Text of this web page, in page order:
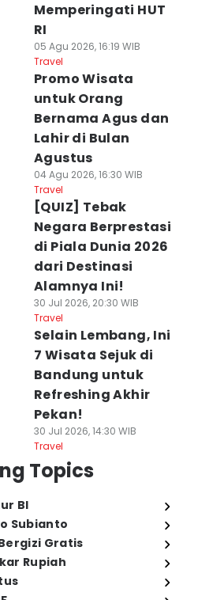
Memperingati HUT
RI
05 Agu 2026, 16:19 WIB
Travel
Promo Wisata
untuk Orang
Bernama Agus dan
Lahir di Bulan
Agustus
04 Agu 2026, 16:30 WIB
Travel
[QUIZ] Tebak
Negara Berprestasi
di Piala Dunia 2026
dari Destinasi
Alamnya Ini!
30 Jul 2026, 20:30 WIB
Travel
Selain Lembang, Ini
7 Wisata Sejuk di
Bandung untuk
Refreshing Akhir
Pekan!
30 Jul 2026, 14:30 WIB
Travel
Topics
BI
Subianto
Gratis
Rupiah